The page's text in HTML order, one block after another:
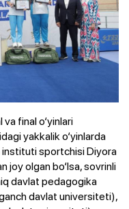
final o‘yinlari
yakkalik o‘yinlarda
sportchisi Diyora
joy olgan bo‘lsa, sovrinli
davlat pedagogika
davlat universiteti),